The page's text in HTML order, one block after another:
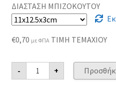
ΔΙΑΣΤΑΣΗ ΜΠΙΖΟΚΟΥΤΟΥ
€0,70 με ΦΠΑ ΤΙΜΗ ΤΕΜΑΧΙΟΥ
-
Κουτί
Κοσμημάτων
Χάρτινο
+